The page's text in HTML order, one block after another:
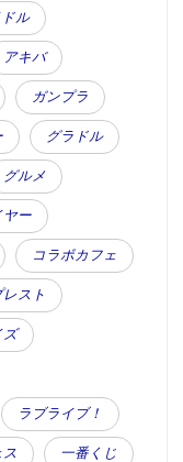
ドル
アキバ
ガンプラ
グラドル
グルメ
ヤー
コラボカフェ
スト
ズ
ラブライブ！
ス 一番くじ